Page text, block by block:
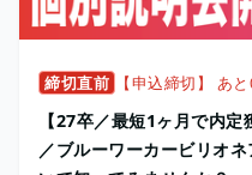
締切直前 【申込締切】 あ
【27卒／最短1ヶ月で内
／ブルーワーカービリオ